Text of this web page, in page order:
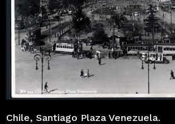
Chile, Santiago Plaza Venezuela.